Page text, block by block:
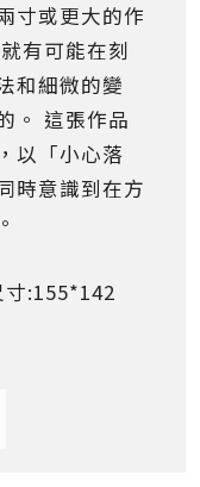
寸或更大的作
有可能在刻
和細微的變
。 這張作品
以「小心落
時意識到在方
:155*142